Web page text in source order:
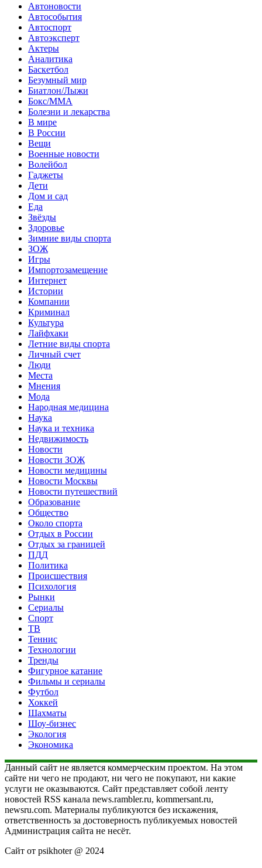
Автоновости
Автособытия
Автоспорт
Автоэксперт
Актеры
Аналитика
Баскетбол
Безумный мир
Биатлон/Лыжи
Бокс/MMA
Болезни и лекарства
В мире
В России
Вещи
Военные новости
Волейбол
Гаджеты
Дети
Дом и сад
Еда
Звёзды
Здоровье
Зимние виды спорта
ЗОЖ
Игры
Импортозамещение
Интернет
Истории
Компании
Криминал
Культура
Лайфхаки
Летние виды спорта
Личный счет
Люди
Места
Мнения
Мода
Народная медицина
Наука
Наука и техника
Недвижимость
Новости
Новости ЗОЖ
Новости медицины
Новости Москвы
Новости путешествий
Образование
Общество
Около спорта
Отдых в России
Отдых за границей
ПДД
Политика
Происшествия
Психология
Рынки
Сериалы
Спорт
ТВ
Теннис
Технологии
Тренды
Фигурное катание
Фильмы и сериалы
Футбол
Хоккей
Шахматы
Шоу-бизнес
Экология
Экономика
Данный сайт не является коммерческим проектом. На этом
сайте ни чего не продают, ни чего не покупают, ни какие
услуги не оказываются. Сайт представляет собой ленту
новостей RSS канала news.rambler.ru, kommersant.ru,
newsru.com. Материалы публикуются без искажения,
ответственность за достоверность публикуемых новостей
Администрация сайта не несёт.
Сайт от psikhoter @ 2024